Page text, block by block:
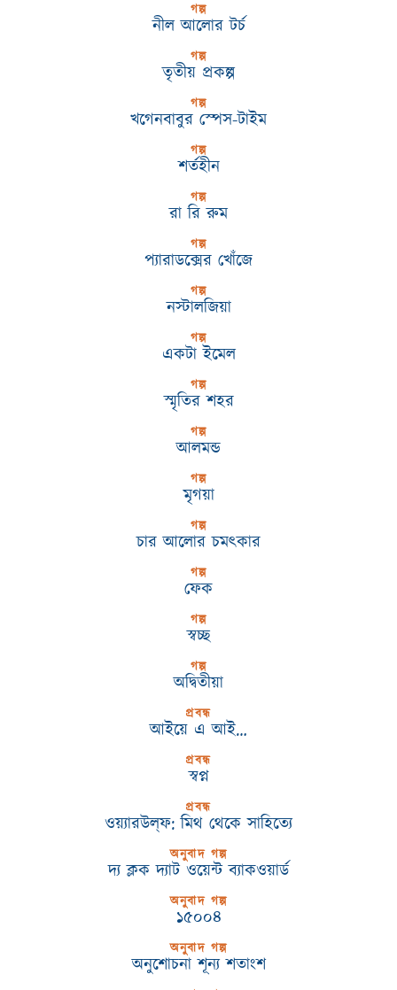
গল্প
নীল আলোর টর্চ
গল্প
তৃতীয় প্রকল্প
গল্প
খগেনবাবুর স্পেস-টাইম
গল্প
শর্তহীন
গল্প
রা রি রুম
গল্প
প্যারাডক্সের খোঁজে
গল্প
নস্টালজিয়া
গল্প
একটা ইমেল
গল্প
স্মৃতির শহর
গল্প
আলমন্ড
গল্প
মৃগয়া
গল্প
চার আলোর চমৎকার
গল্প
ফেক
গল্প
স্বচ্ছ
গল্প
অদ্বিতীয়া
প্রবন্ধ
আইয়ে এ আই…
প্রবন্ধ
স্বপ্ন
প্রবন্ধ
ওয়্যারউল্‌ফ: মিথ থেকে সাহিত্যে
অনুবাদ গল্প
দ্য ক্লক দ্যাট ওয়েন্ট ব্যাকওয়ার্ড
অনুবাদ গল্প
১৫০০৪
অনুবাদ গল্প
অনুশোচনা শূন্য শতাংশ